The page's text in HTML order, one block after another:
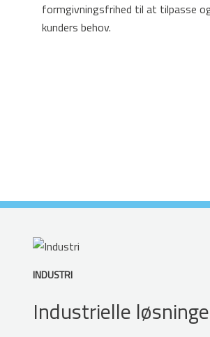
formgivningsfrihed til at tilpasse
kunders behov.
INDUSTRI
Industrielle